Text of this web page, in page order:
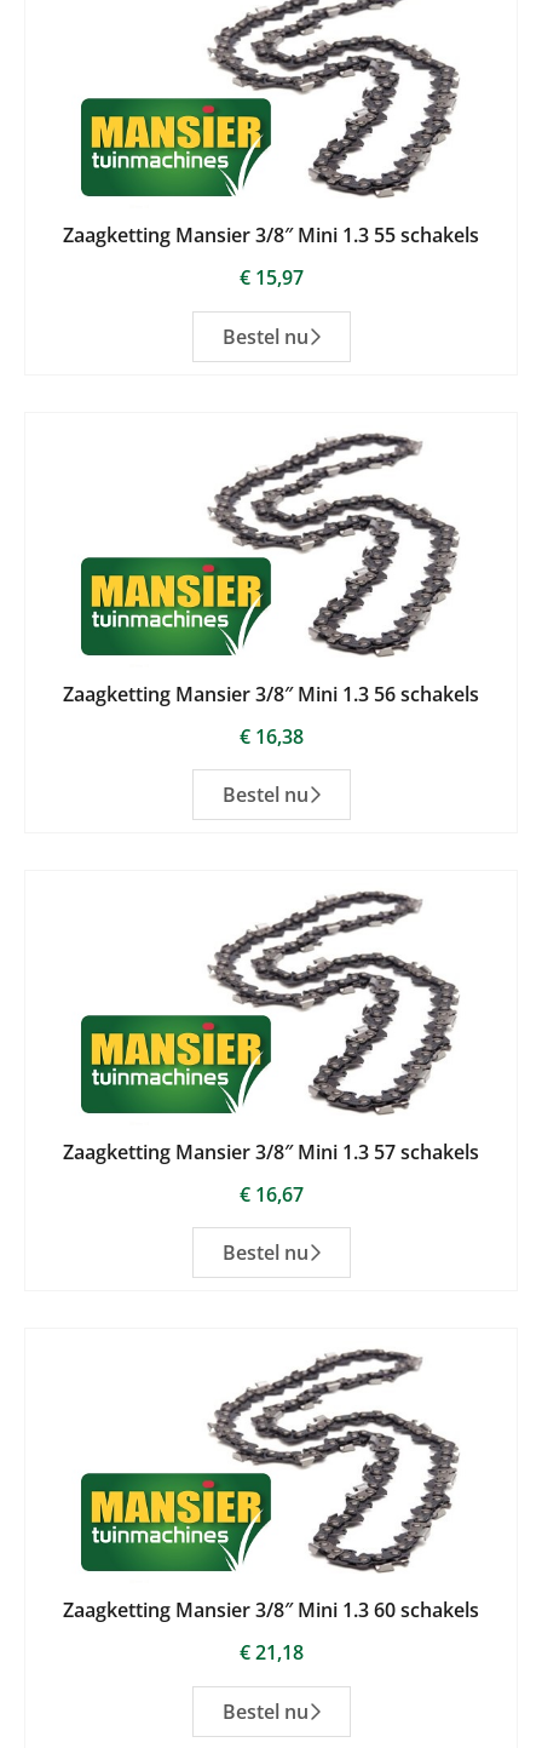
Zaagketting Mansier 3/8″ Mini 1.3 55 schakels
€15,97
Bestel nu
Zaagketting Mansier 3/8″ Mini 1.3 56 schakels
€16,38
Bestel nu
Zaagketting Mansier 3/8″ Mini 1.3 57 schakels
€16,67
Bestel nu
Zaagketting Mansier 3/8″ Mini 1.3 60 schakels
€21,18
Bestel nu